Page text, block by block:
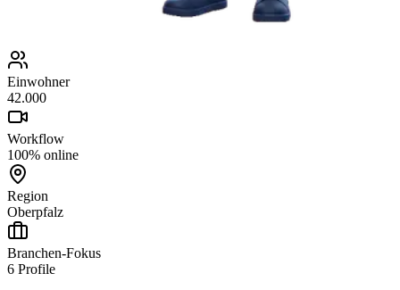
Einwohner
42.000
Workflow
100% online
Region
Oberpfalz
Branchen-Fokus
6 Profile